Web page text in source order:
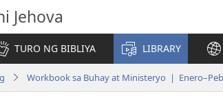
Jehova
TURO NG BIBLIYA LIBRARY
Workbook sa Buhay at Ministeryo |